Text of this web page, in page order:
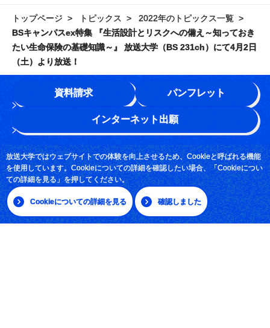
放送大学ではウェブサイトでの体験を向上させるため、Cookieと呼ばれる機能
を使用しています。Cookieについての詳細を確認したい場合、「Cookieについ
ての詳細を見る」を押してください。
Cookieについての詳細を見る 確認しました
資料請求 パンフレット
インターネット出願
トップページ トピックス
2022年のトピックス一覧
BSキャンパスex特集 『生活設計とリスクへの備え～知っておき
たい生命保険の基礎知識～』 放送大学（BS 231ch）にて4月2日
（土）より放送！
学園情報
よくある質問
お問い合わせ
採用情報